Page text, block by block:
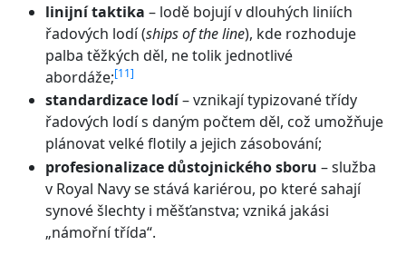
linijní taktika – lodě bojují v dlouhých liniích
řadových lodí (ships of the line), kde rozhoduje
palba těžkých děl, ne tolik jednotlivé
abordáže;[11]
standardizace lodí– vznikají typizované třídy
řadových lodí s daným počtem děl, což umožňuje
plánovat velké flotily a jejich zásobování;
profesionalizace důstojnického sboru – služba
v Royal Navy se stává kariérou, po které sahají
synové šlechty i měšťanstva; vzniká jakási
„námořní třída“.